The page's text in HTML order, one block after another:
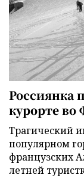
Россиянка
курорте
Трагический
популярном
французских
летней